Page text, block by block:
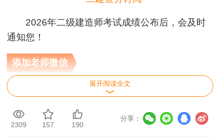
2026年二级建造师考试成绩公布后，会及时
通知您！
添加老师微信
加扫描下方二维码，添加老师微信，成绩入口
开通后，老师会及时通知。
展开阅读全文
2309 157 190
分享：